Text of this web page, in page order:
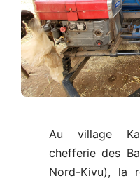
Au village
chefferie des
Nord-Kivu), la